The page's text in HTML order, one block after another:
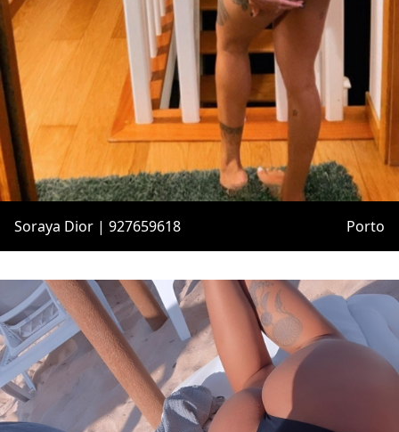
Soraya Dior | 927659618 Porto